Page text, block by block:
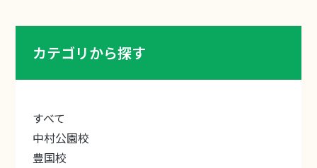
カテゴリから探す
すべて
中村公園校
豊国校